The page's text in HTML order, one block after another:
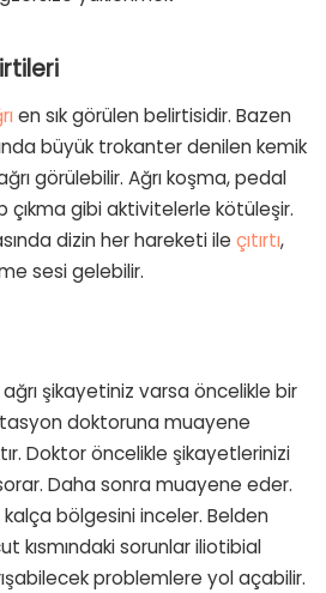
en sık görülen belirtisidir. Bazen
büyük trokanter denilen kemik
görülebilir. Ağrı koşma, pedal
çıkma gibi aktivitelerle kötüleşir.
dizin her hareketi ile çıtırtı,
sesi gelebilir.
ağrı şikayetiniz varsa öncelikle bir
doktoruna muayene
Doktor öncelikle şikayetlerinizi
Daha sonra muayene eder.
bölgesini inceler. Belden
kısmındaki sorunlar iliotibial
problemlere yol açabilir.